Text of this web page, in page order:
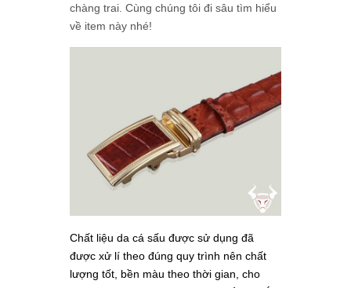
chàng trai. Cùng chúng tôi đi sâu tìm hiểu
về item này nhé!
Chất liệu da cá sấu được sử dụng đã
được xử lí theo đúng quy trình nên chất
lượng tốt, bền màu theo thời gian, cho